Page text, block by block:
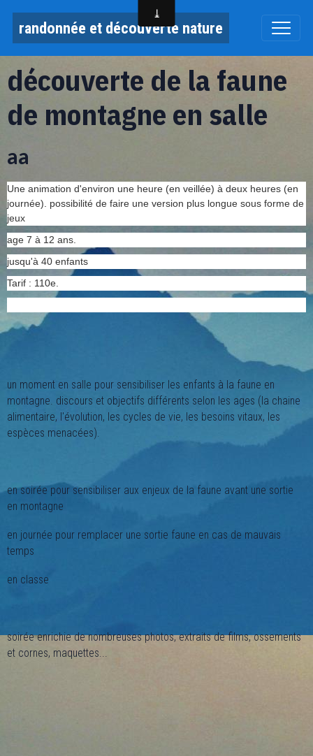
randonnée et découverte nature
découverte de la faune
de montagne en salle
aa
Une animation d'environ une heure (en veillée) à deux heures (en
journée). possibilité de faire une version plus longue sous forme de
jeux
age 7 à 12 ans.
jusqu'à 40 enfants
Tarif : 110e.
un moment en salle pour sensibiliser les enfants à la faune en
montagne. discours et objectifs différents selon les ages (la chaine
alimentaire, l'évolution, les cycles de vie, les besoins vitaux, les
espèces menacées).
en soirée pour sensibiliser aux enjeux de la faune avant une sortie
en montagne
en journée pour remplacer une sortie faune en cas de mauvais
temps
en classe
soirée enrichie de nombreuses photos, extraits de films, ossements
et cornes, maquettes...